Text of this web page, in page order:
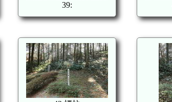
39: